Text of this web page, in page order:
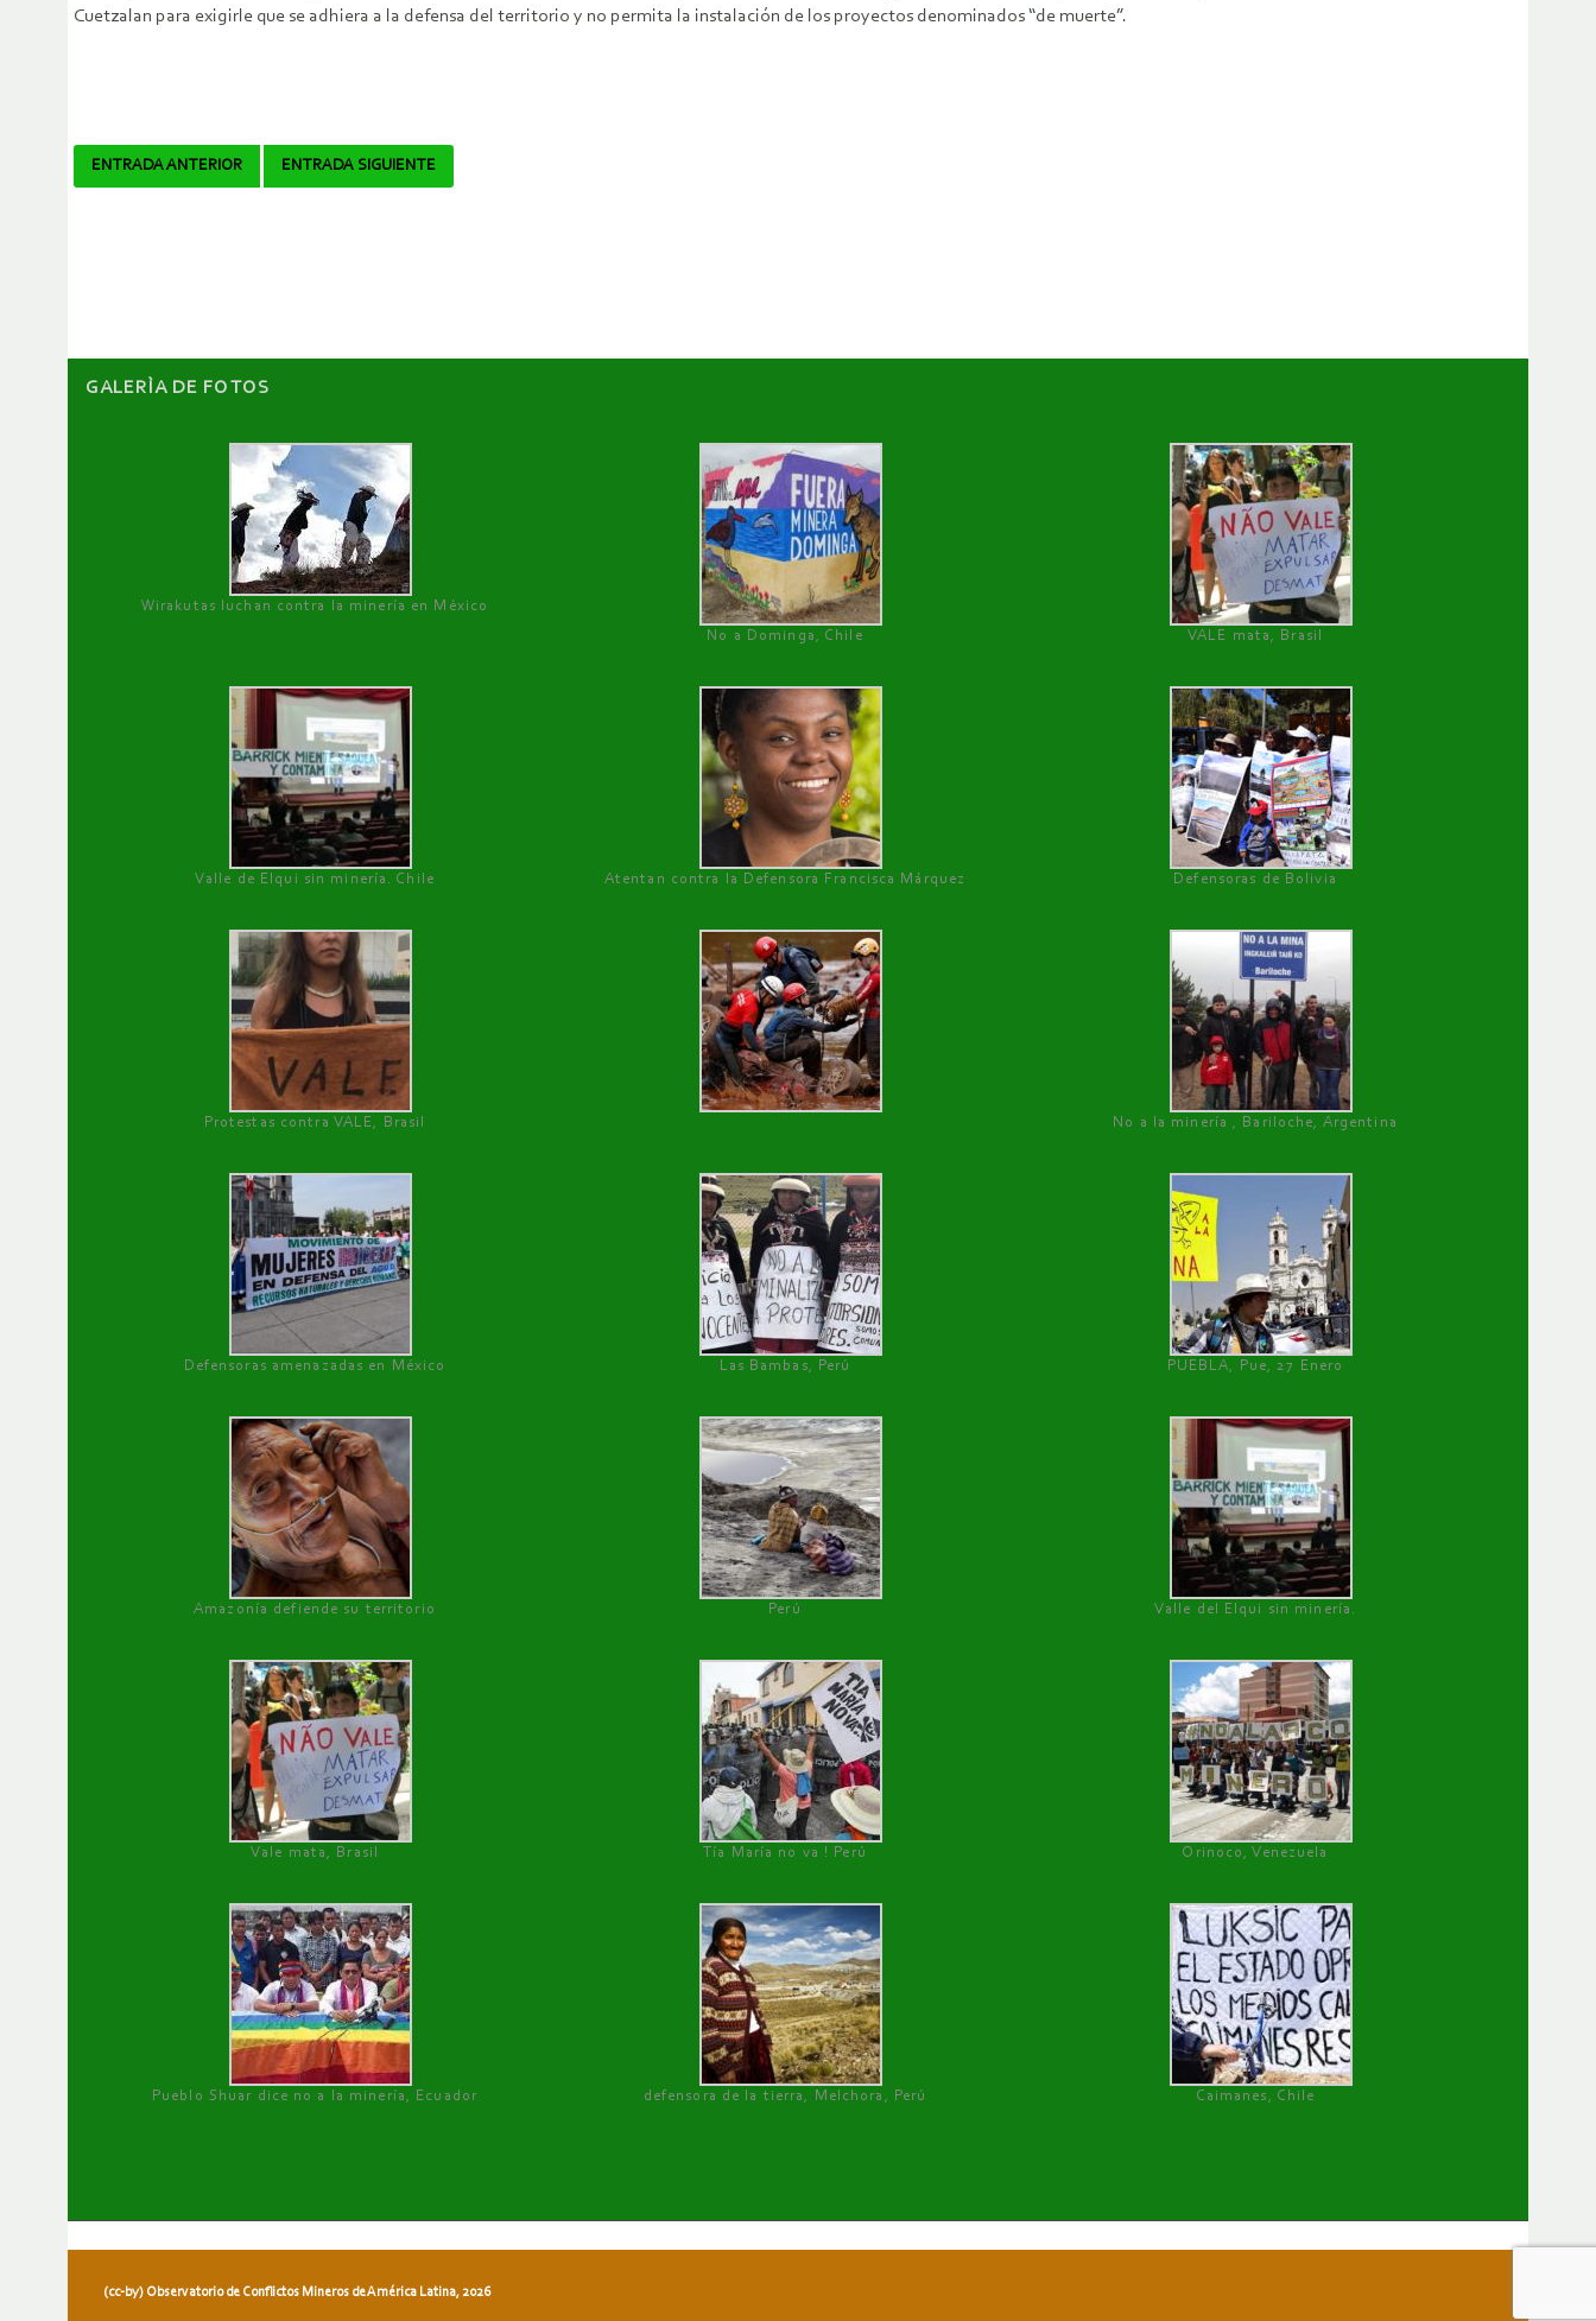
Cuetzalan para exigirle que se adhiera a la defensa del territorio y no permita la instalación de los proyectos denominados “de muerte”.
Navegador
ENTRADA ANTERIOR ENTRADA SIGUIENTE
GALERÌA DE FOTOS
Wirakutas luchan contra la minería en México
No a Dominga, Chile
VALE mata, Brasil
Valle de Elqui sin minería. Chile Atentan contra la Defensora Francisca Márquez Defensoras de Bolivia
Protestas contra VALE, Brasil No a la minería , Bariloche, Argentina
Defensoras amenazadas en México Las Bambas, Perú PUEBLA, Pue, 27 Enero
Amazonía defiende su territorio Perú Valle del Elqui sin minería.
Vale mata, Brasil Tía María no va ! Perú Orinoco, Venezuela
Pueblo Shuar dice no a la minería, Ecuador defensora de la tierra, Melchora, Perú Caimanes, Chile
(cc-by) Observatorio de Conflictos Mineros de América Latina, 2026